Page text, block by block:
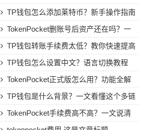
TP钱包怎么添加莱特币？新手操作指南
TokenPocket删账号后资产还在吗？一
文讲清楚
TP钱包转账手续费太低？教你快速提高
Gas费
TP钱包怎么设置中文？语言切换教程
TokenPocket正式版怎么用？功能全解
析与安全使用指南
TP钱包是什么背景？一文看懂这个多链
钱包的来头
TokenPocket手续费高不高？一文说清